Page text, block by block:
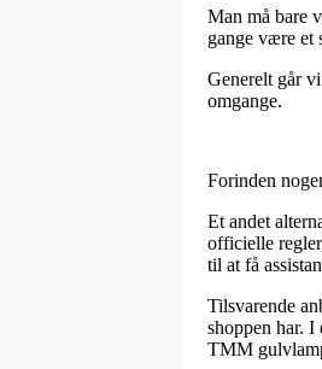
Man må bare
gange være et
Generelt går
omgange.
Forinden
Et andet
officielle
til at få
Tilsvarende
shoppen har. I
TMM